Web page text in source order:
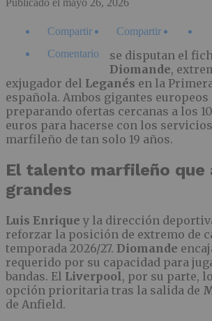
Compartir
Compartir
Comentario
se disputan el
Diomande,
exjugador del Leganés en la
española. Ambos gigantes europeos
preparando ofertas cercanas a los
euros para hacerse con los
marfileño de tan solo 19 años.
El talento marfileño que
grandes
Luis Enrique y la dirección
reforzar la posición de extremo de
temporada 2026/27. Diomande
requerido por su capacidad para
bandas. El Liverpool, por su parte,
opción prioritaria tras la salida de
de Anfield.